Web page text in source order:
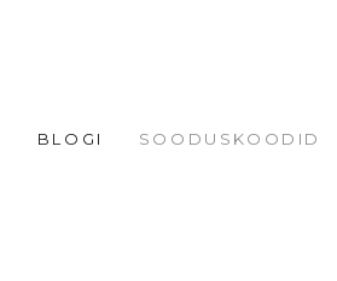
BLOGI SOODUSKOODID